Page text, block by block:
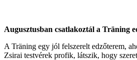
Augusztusban csatlakoztál a Träning
A Träning egy jól felszerelt edzőterem,
Zsirai testvérek profik, látszik, hogy